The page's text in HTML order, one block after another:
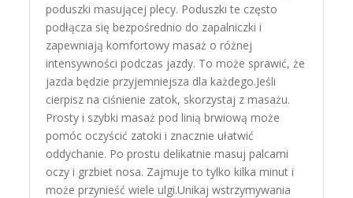
poduszki masującej plecy. Poduszki te często
podłącza się bezpośrednio do zapalniczki i
zapewniają komfortowy masaż o różnej
intensywności podczas jazdy. To może sprawić, że
jazda będzie przyjemniejsza dla każdego.Jeśli
cierpisz na ciśnienie zatok, skorzystaj z masażu.
Prosty i szybki masaż pod linią brwiową może
pomóc oczyścić zatoki i znacznie ułatwić
oddychanie. Po prostu delikatnie masuj palcami
oczy i grzbiet nosa. Zajmuje to tylko kilka minut i
może przynieść wiele ulgi.Unikaj wstrzymywania